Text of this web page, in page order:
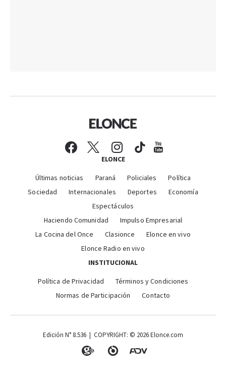
ELONCE
Últimas noticias Paraná Policiales
Política
Sociedad
Internacionales Deportes
Economía
Espectáculos
Haciendo Comunidad
Impulso Empresarial
La Cocina del Once
Clasionce
Elonce en vivo
Elonce Radio en vivo
INSTITUCIONAL
Política de Privacidad
Términos y Condiciones
Normas de Participación
Contacto
Edición N° 8.536 | COPYRIGHT: © 2026 Elonce.com